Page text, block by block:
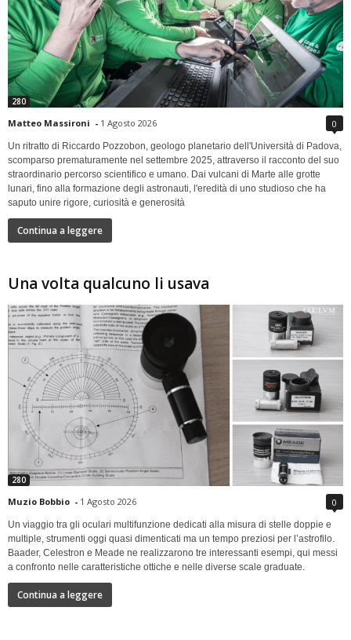
280
Matteo Massironi - 1 Agosto 2026 0
Un ritratto di Riccardo Pozzobon, geologo planetario dell'Università di Padova,
scomparso prematuramente nel settembre 2025, attraverso il racconto del suo
straordinario percorso scientifico e umano. Dai vulcani di Marte alle grotte
lunari, fino alla formazione degli astronauti, l'eredità di uno studioso che ha
saputo unire rigore, curiosità e generosità
Continua a leggere
Una volta qualcuno li usava
280
Muzio Bobbio - 1 Agosto 2026 0
Un viaggio tra gli oculari multifunzione dedicati alla misura di stelle doppie e
multiple, strumenti oggi quasi dimenticati ma un tempo preziosi per l’astrofilo.
Baader, Celestron e Meade ne realizzarono tre interessanti esempi, qui messi
a confronto nelle caratteristiche ottiche e nelle diverse scale graduate.
Continua a leggere